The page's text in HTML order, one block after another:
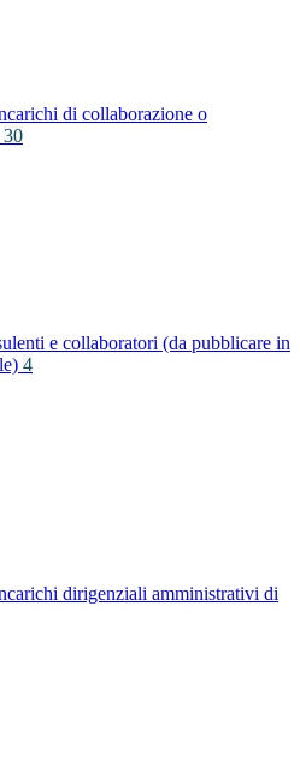
di collaborazione o
30
e collaboratori (da pubblicare in
4
dirigenziali amministrativi di